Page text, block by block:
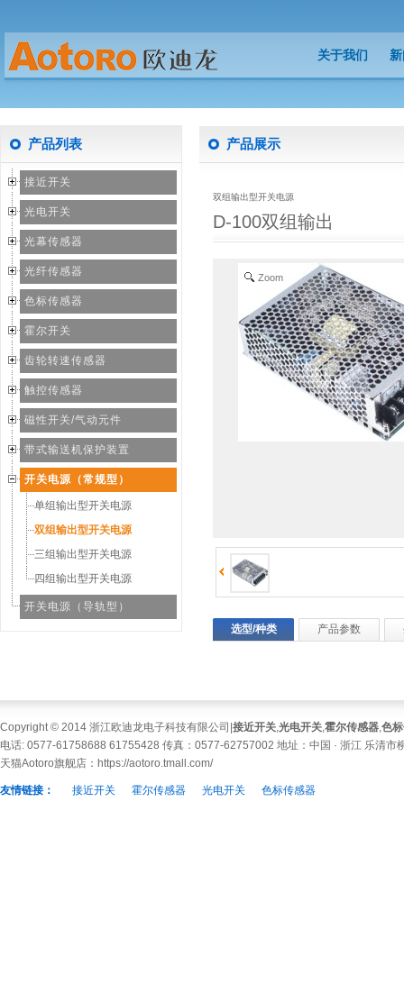
关于我们
产品列表
接近开关
光电开关
光幕传感器
光纤传感器
色标传感器
霍尔开关
齿轮转速传感器
触控传感器
磁性开关/气动元件
带式输送机保护装置
开关电源（常规型）
单组输出型开关电源
双组输出型开关电源
三组输出型开关电源
四组输出型开关电源
开关电源（导轨型）
产品展示
D-100双组输出
双组输出型开关电源
Zoom
选型/种类 产品参数
Copyright © 2014 浙江欧迪龙电子科技有限公司|接近开关,光电开关,霍尔传感器,色
电话: 0577-61758688 61755428 传真：0577-62757002 地址：中国 · 浙江 乐清市
天猫Aotoro旗舰店： https://aotoro.tmall.com/
友情链接： 接近开关 霍尔传感器 光电开关 色标传感器